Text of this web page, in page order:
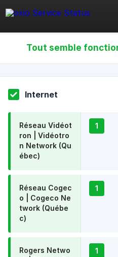
Tout semble
Internet
Réseau Vidéot
ron | Vidéotro
n Network (Qu
ébec)
1
Réseau Cogec
o | Cogeco Ne
twork (Québe
c)
1
Rogers Netwo
1